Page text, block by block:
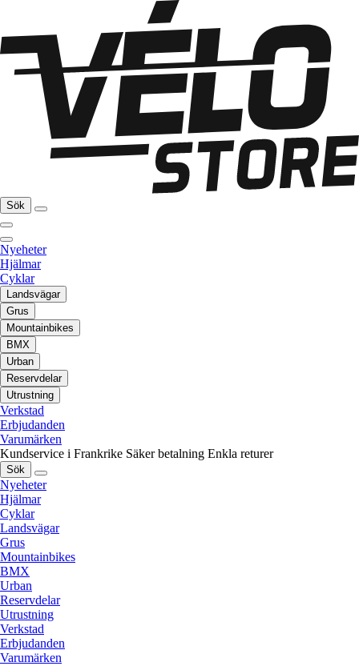
Sök
Nyeheter
Hjälmar
Cyklar
Landsvägar
Grus
Mountainbikes
BMX
Urban
Reservdelar
Utrustning
Verkstad
Erbjudanden
Varumärken
Kundservice i Frankrike Säker betalning Enkla returer
Sök
Nyeheter
Hjälmar
Cyklar
Landsvägar
Grus
Mountainbikes
BMX
Urban
Reservdelar
Utrustning
Verkstad
Erbjudanden
Varumärken